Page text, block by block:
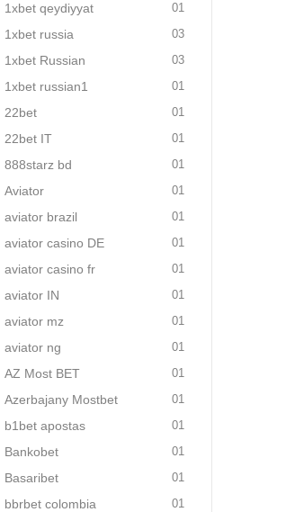
1xbet qeydiyyat 01
1xbet russia 03
1xbet Russian 03
1xbet russian1 01
22bet 01
22bet IT 01
888starz bd 01
Aviator 01
aviator brazil 01
aviator casino DE 01
aviator casino fr 01
aviator IN 01
aviator mz 01
aviator ng 01
AZ Most BET 01
Azerbajany Mostbet 01
b1bet apostas 01
Bankobet 01
Basaribet 01
bbrbet colombia 01